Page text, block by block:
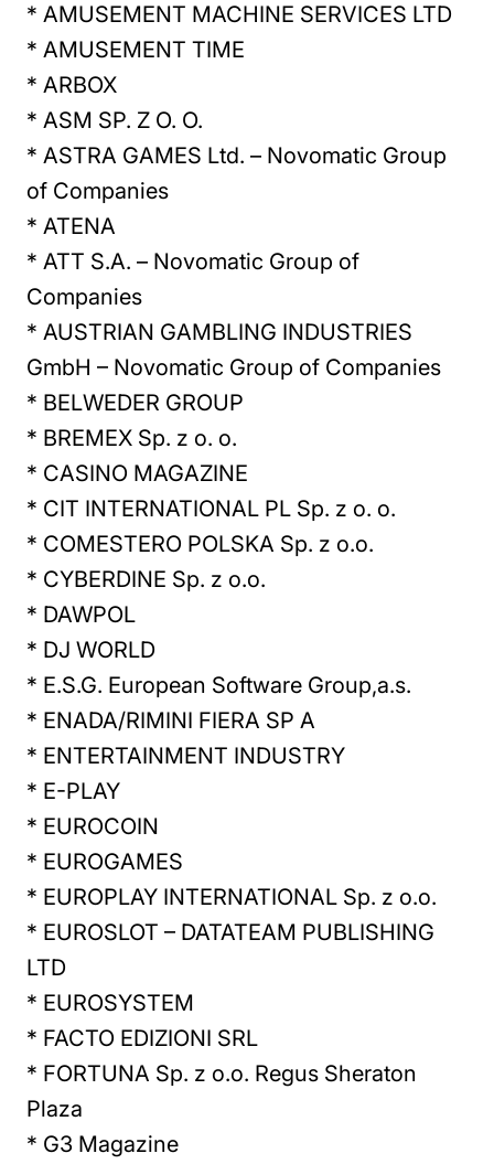
* AMUSEMENT MACHINE SERVICES LTD
* AMUSEMENT TIME
* ARBOX
* ASM SP. Z O. O.
* ASTRA GAMES Ltd. – Novomatic Group
of Companies
* ATENA
* ATT S.A. – Novomatic Group of
Companies
* AUSTRIAN GAMBLING INDUSTRIES
GmbH – Novomatic Group of Companies
* BELWEDER GROUP
* BREMEX Sp. z o. o.
* CASINO MAGAZINE
* CIT INTERNATIONAL PL Sp. z o. o.
* COMESTERO POLSKA Sp. z o.o.
* CYBERDINE Sp. z o.o.
* DAWPOL
* DJ WORLD
* E.S.G. European Software Group,a.s.
* ENADA/RIMINI FIERA SP A
* ENTERTAINMENT INDUSTRY
* E-PLAY
* EUROCOIN
* EUROGAMES
* EUROPLAY INTERNATIONAL Sp. z o.o.
* EUROSLOT – DATATEAM PUBLISHING
LTD
* EUROSYSTEM
* FACTO EDIZIONI SRL
* FORTUNA Sp. z o.o. Regus Sheraton
Plaza
* G3 Magazine